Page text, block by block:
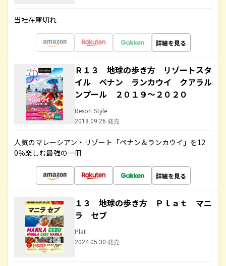
当社在庫切れ
詳細を見る
Ｒ１３ 地球の歩き方 リゾートスタ
イル ペナン ランカウイ クアラル
ンプール ２０１９～２０２０
Resort Style
2018.09.26 発売
人気のマレーシアン・リゾート「ペナン＆ランカウイ」を12
0％楽しむ最強の一冊
詳細を見る
１３ 地球の歩き方 Ｐｌａｔ マニ
ラ セブ
Plat
2024.05.30 発売